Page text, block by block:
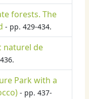
forests. The
- pp. 429-434.
naturel de
Park with a
- pp. 437-